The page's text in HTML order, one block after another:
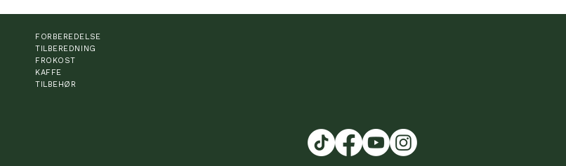
FORBEREDELSE
TILBEREDNING
FROKOST
KAFFE
TILBEHØR